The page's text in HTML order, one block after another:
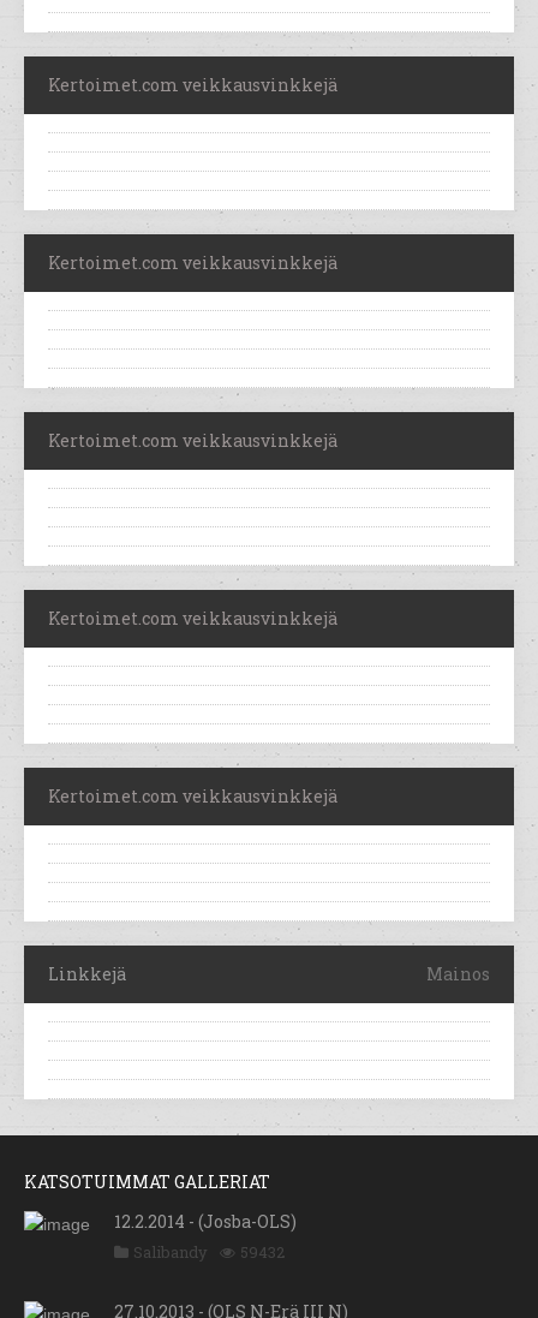
Kertoimet.com veikkausvinkkejä
Kertoimet.com veikkausvinkkejä
Kertoimet.com veikkausvinkkejä
Kertoimet.com veikkausvinkkejä
Kertoimet.com veikkausvinkkejä
Linkkejä Mainos
KATSOTUIMMAT GALLERIAT
12.2.2014 - (Josba-OLS)
Salibandy 59432
27.10.2013 - (OLS N-Erä III N)